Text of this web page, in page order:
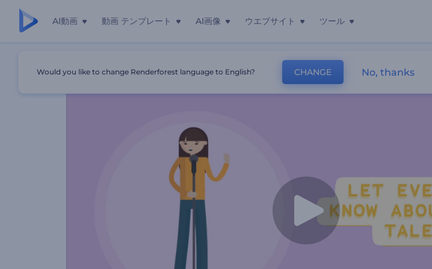
AI動画 動画 テンプレート AI画像 ウエブサイト ツール
Would you like to change Renderforest language to English? CHANGE No, thanks